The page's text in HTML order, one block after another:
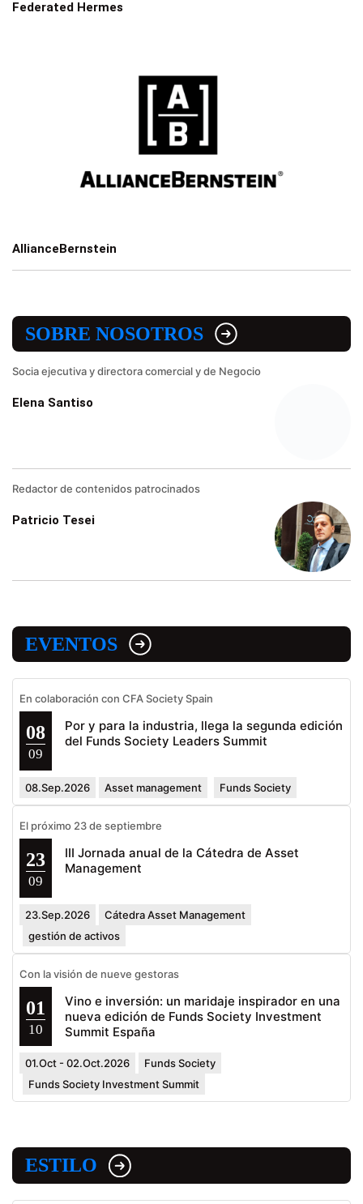
Federated Hermes
AllianceBernstein
SOBRE NOSOTROS
Socia ejecutiva y directora comercial y de Negocio
Elena Santiso
Redactor de contenidos patrocinados
Patricio Tesei
EVENTOS
En colaboración con CFA Society Spain
08
09
Por y para la industria, llega la segunda edición
del Funds Society Leaders Summit
08.Sep.2026 Asset management Funds Society
El próximo 23 de septiembre
23
09
III Jornada anual de la Cátedra de Asset
Management
23.Sep.2026
Cátedra Asset Management
gestión de activos
Con la visión de nueve gestoras
01
10
Vino e inversión: un maridaje inspirador en una
nueva edición de Funds Society Investment
Summit España
01.Oct - 02.Oct.2026
Funds Society
Funds Society Investment Summit
ESTILO